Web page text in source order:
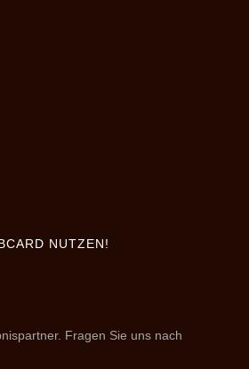
NUTZEN!
Fragen Sie uns nach